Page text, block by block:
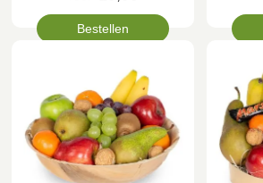
Bestellen